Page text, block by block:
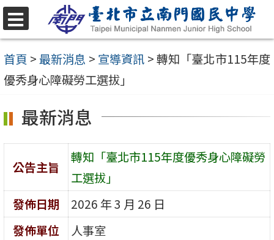
跳
至
主
要
容
選
單
首頁 >最新消息 > 宣導資訊 >轉知「臺北市115年度
優秀身心障礙勞工選拔」
最新消息
公告主旨
轉知「臺北市115年度優秀身心障礙勞
工選拔」
發佈日期
2026 年 3 月 26 日
發佈單位
人事室